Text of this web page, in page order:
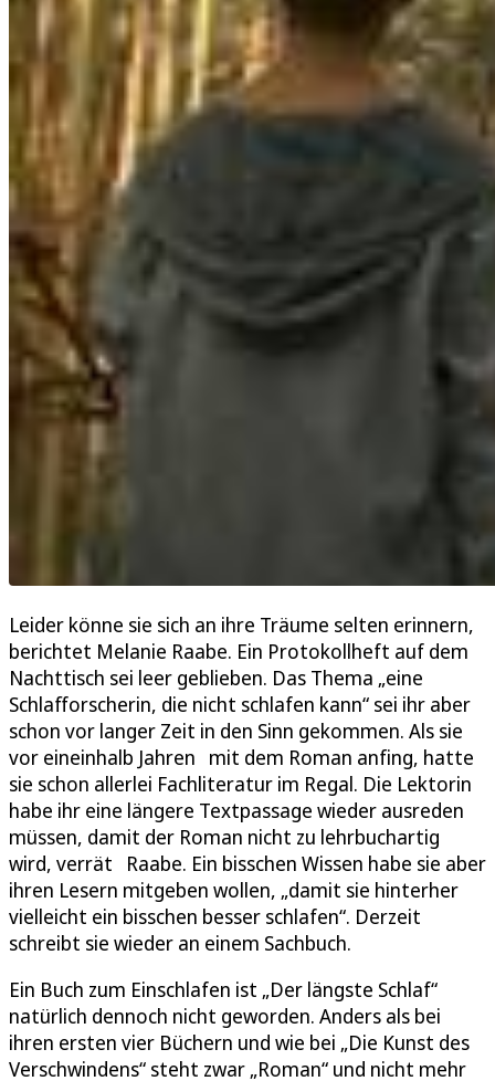
Leider könne sie sich an ihre Träume selten erinnern,
berichtet Melanie Raabe. Ein Protokollheft auf dem
Nachttisch sei leer geblieben. Das Thema „eine
Schlafforscherin, die nicht schlafen kann“ sei ihr aber
schon vor langer Zeit in den Sinn gekommen. Als sie
vor eineinhalb Jahren mit dem Roman anfing, hatte
sie schon allerlei Fachliteratur im Regal. Die Lektorin
habe ihr eine längere Textpassage wieder ausreden
müssen, damit der Roman nicht zu lehrbuchartig
wird, verrät Raabe. Ein bisschen Wissen habe sie aber
ihren Lesern mitgeben wollen, „damit sie hinterher
vielleicht ein bisschen besser schlafen“. Derzeit
schreibt sie wieder an einem Sachbuch.
Ein Buch zum Einschlafen ist „Der längste Schlaf“
natürlich dennoch nicht geworden. Anders als bei
ihren ersten vier Büchern und wie bei „Die Kunst des
Verschwindens“ steht zwar „Roman“ und nicht mehr